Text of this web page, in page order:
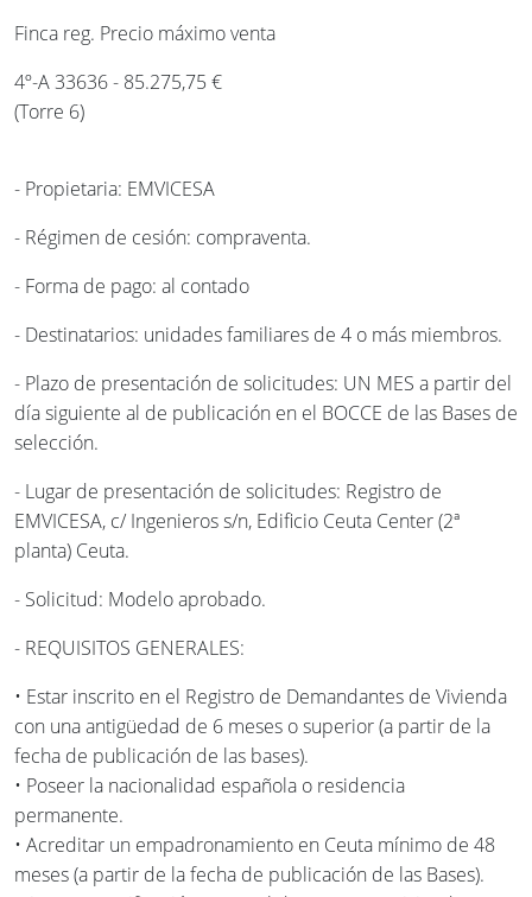
Finca reg. Precio máximo venta
4º-A 33636 - 85.275,75 €
(Torre 6)
- Propietaria: EMVICESA
- Régimen de cesión: compraventa.
- Forma de pago: al contado
- Destinatarios: unidades familiares de 4 o más miembros.
- Plazo de presentación de solicitudes: UN MES a partir del
día siguiente al de publicación en el BOCCE de las Bases de
selección.
- Lugar de presentación de solicitudes: Registro de
EMVICESA, c/ Ingenieros s/n, Edificio Ceuta Center (2ª
planta) Ceuta.
- Solicitud: Modelo aprobado.
- REQUISITOS GENERALES:
• Estar inscrito en el Registro de Demandantes de Vivienda
con una antigüedad de 6 meses o superior (a partir de la
fecha de publicación de las bases).
• Poseer la nacionalidad española o residencia
permanente.
• Acreditar un empadronamiento en Ceuta mínimo de 48
meses (a partir de la fecha de publicación de las Bases).